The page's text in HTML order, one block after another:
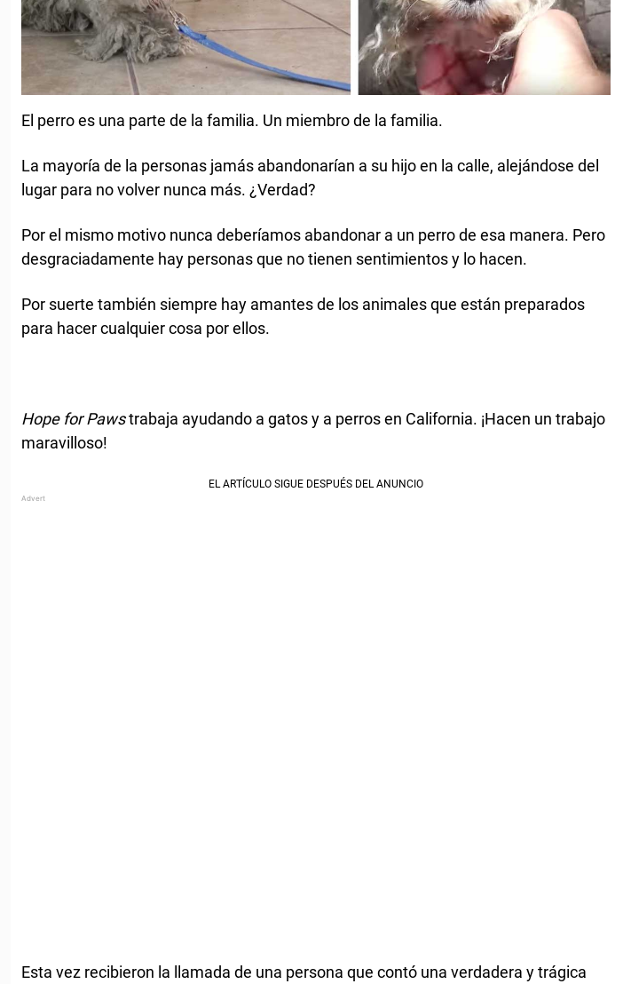
El perro es una parte de la familia. Un miembro de la familia.
La mayoría de la personas jamás abandonarían a su hijo en la calle, alejándose del
lugar para no volver nunca más. ¿Verdad?
Por el mismo motivo nunca deberíamos abandonar a un perro de esa manera. Pero
desgraciadamente hay personas que no tienen sentimientos y lo hacen.
Por suerte también siempre hay amantes de los animales que están preparados
para hacer cualquier cosa por ellos.
Hope for Pawstrabaja ayudando a gatos y a perros en California. ¡Hacen un trabajo
maravilloso!
Esta vez recibieron la llamada de una persona que contó una verdadera y trágica